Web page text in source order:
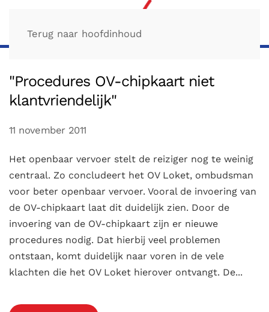
Terug naar hoofdinhoud
"Procedures OV-chipkaart niet
klantvriendelijk"
11 november 2011
Het openbaar vervoer stelt de reiziger nog te weinig
centraal. Zo concludeert het OV Loket, ombudsman
voor beter openbaar vervoer. Vooral de invoering van
de OV-chipkaart laat dit duidelijk zien. Door de
invoering van de OV-chipkaart zijn er nieuwe
procedures nodig. Dat hierbij veel problemen
ontstaan, komt duidelijk naar voren in de vele
klachten die het OV Loket hierover ontvangt. De...